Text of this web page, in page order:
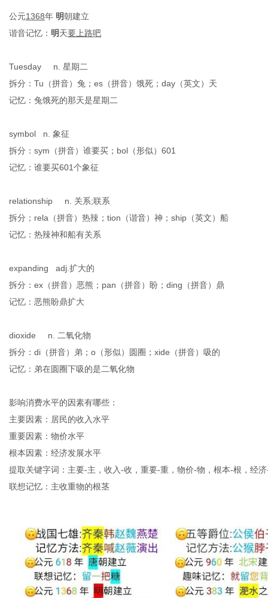
公元1368年 明朝建立
谐音记忆： 明天要上路吧
Tuesday n. 星期二
拆分： Tu （拼音） 兔； es （拼音） 饿死； day （英文） 天
记忆： 兔饿死的那天是星期二
symbol n. 象征
拆分： sym （拼音） 谁要买； bol （形似） 601
记忆： 谁要买601个象征
relationship n. 关系;联系
拆分； rela （拼音） 热辣； tion （谐音） 神； ship （英文） 船
记忆： 热辣神和船有关系
expanding adj.扩大的
拆分： ex （拼音） 恶熊； pan （拼音） 盼 ； ding （拼音） 鼎
记忆： 恶熊盼鼎扩大
dioxide
n. 二氧化物
拆分： di （拼音） 弟； o （形似） 圆 圈 ； xide （拼音） 吸的
记忆：弟在圆圈下吸的是二氧化物
影响消费水平的因素有哪些：
主要因素：居民的收入水平
重要因素：物价水平
根本因素：经济发展水平
提取关键字词： 主要-主 ， 收入-收 ， 重要-重 ， 物价-物 ， 根本-根 ， 经济
联想记忆： 主收重物的根茎